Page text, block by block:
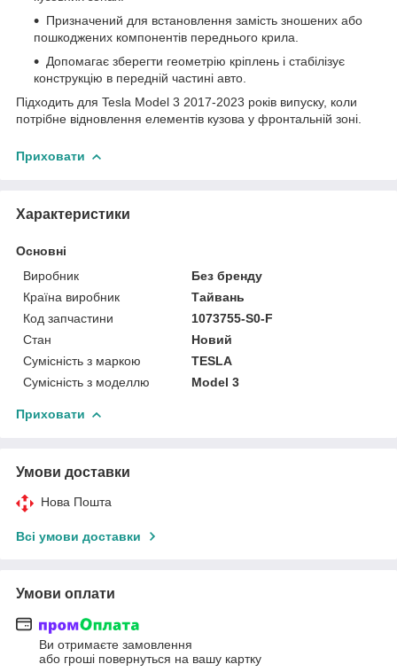
Призначений для встановлення замість зношених або
пошкоджених компонентів переднього крила.
Допомагає зберегти геометрію кріплень і стабілізує
конструкцію в передній частині авто.
Підходить для Tesla Model 3 2017-2023 років випуску, коли
потрібне відновлення елементів кузова у фронтальній зоні.
Приховати
Характеристики
Основні
Виробник
Без бренду
Країна виробник
Тайвань
Код запчастини
1073755-S0-F
Стан
Новий
Сумісність з маркою
TESLA
Сумісність з моделлю
Model 3
Приховати
Умови доставки
Нова Пошта
Всі умови доставки
Умови оплати
Ви отримаєте замовлення
або гроші повернуться на вашу картку